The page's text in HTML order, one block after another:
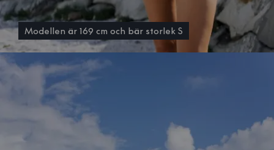
Modellen är 169 cm och bär storlek S